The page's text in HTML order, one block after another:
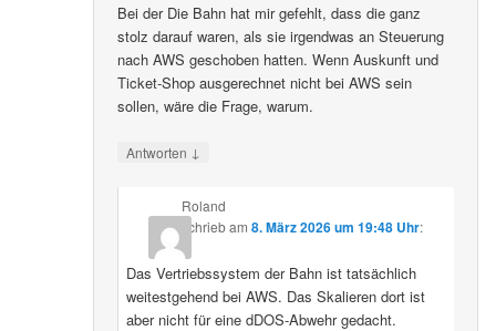
Bei der Die Bahn hat mir gefehlt, dass die ganz
stolz darauf waren, als sie irgendwas an Steuerung
nach AWS geschoben hatten. Wenn Auskunft und
Ticket-Shop ausgerechnet nicht bei AWS sein
sollen, wäre die Frage, warum.
Antworten ↓
Roland
schriebam 8. März 2026 um 19:48 Uhr:
Das Vertriebssystem der Bahn ist tatsächlich
weitestgehend bei AWS. Das Skalieren dort ist
aber nicht für eine dDOS-Abwehr gedacht.